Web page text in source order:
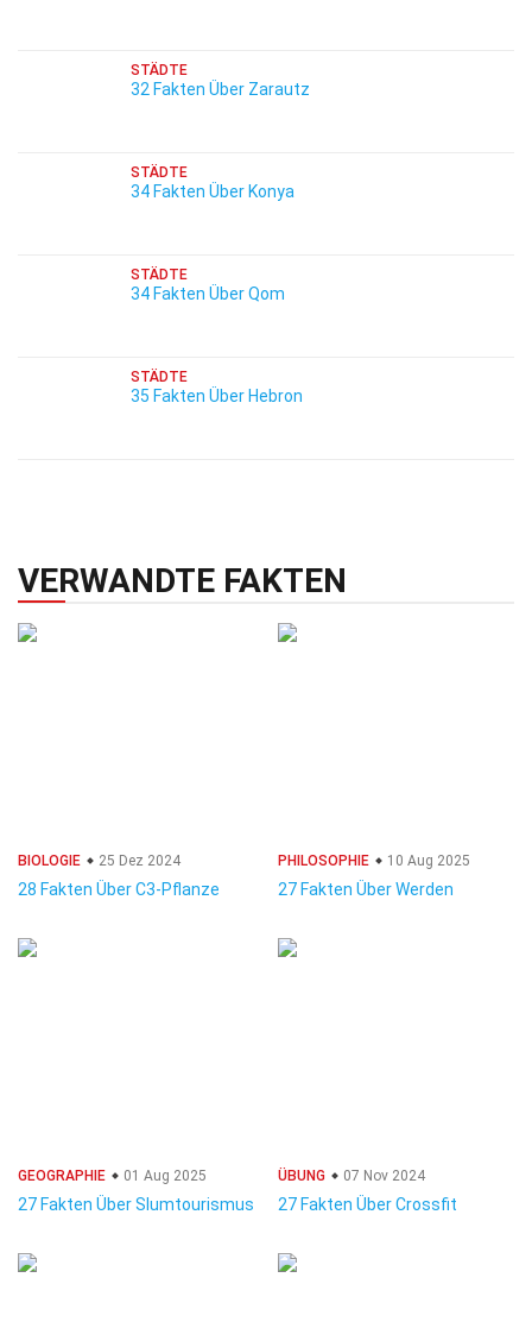
STÄDTE
32 Fakten Über Zarautz
STÄDTE
34 Fakten Über Konya
STÄDTE
34 Fakten Über Qom
STÄDTE
35 Fakten Über Hebron
VERWANDTE FAKTEN
BIOLOGIE 25 Dez 2024
28 Fakten Über C3-Pflanze
PHILOSOPHIE 10 Aug 2025
27 Fakten Über Werden
GEOGRAPHIE 01 Aug 2025
27 Fakten Über Slumtourismus
ÜBUNG 07 Nov 2024
27 Fakten Über Crossfit